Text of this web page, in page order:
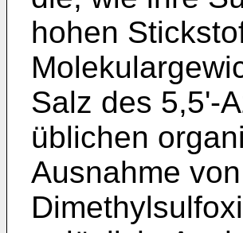
hohen
Salz des 5,5'-
üblichen
Ausnahme